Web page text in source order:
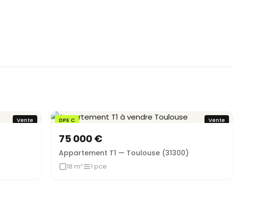
Vente DPE C Vente
75 000 €
Appartement T1 — Toulouse (31300)
18 m² 1 pce